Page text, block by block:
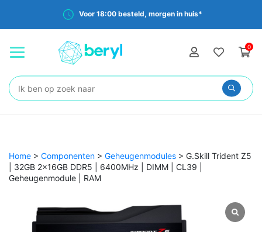
Voor 18:00 besteld, morgen in huis*
0
Zoeken:
Home > Componenten > Geheugenmodules > G.Skill Trident Z5
| 32GB 2x16GB DDR5 | 6400MHz | DIMM | CL39 |
Geheugenmodule | RAM